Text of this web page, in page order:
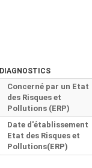
DIAGNOSTICS
Concerné par un Etat
des Risques et
Pollutions (ERP)
Date d'établissement
Etat des Risques et
Pollutions(ERP)